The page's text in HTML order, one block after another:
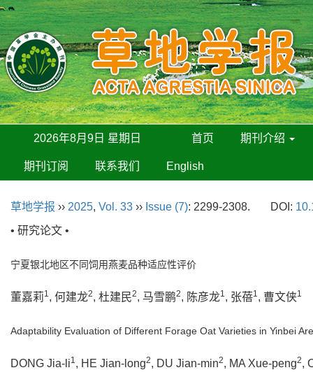
2026年8月9日 星期日 首页 期刊介绍
期刊订阅 联系我们 English
草地学报 ›› 2025, Vol. 33 ›› Issue (7): 2299-2308. DOI:
• 研究论文 •
宁夏银北地区不同饲用燕麦品种适应性评价
董嘉莉1, 何建龙2, 杜建民2, 马雪鹏2, 陈彦龙1, 张蓓1, 曹文侠1
Adaptability Evaluation of Different Forage Oat Varieties in Yinbei
DONG Jia-li1, HE Jian-long2, DU Jian-min2, MA Xue-peng2,